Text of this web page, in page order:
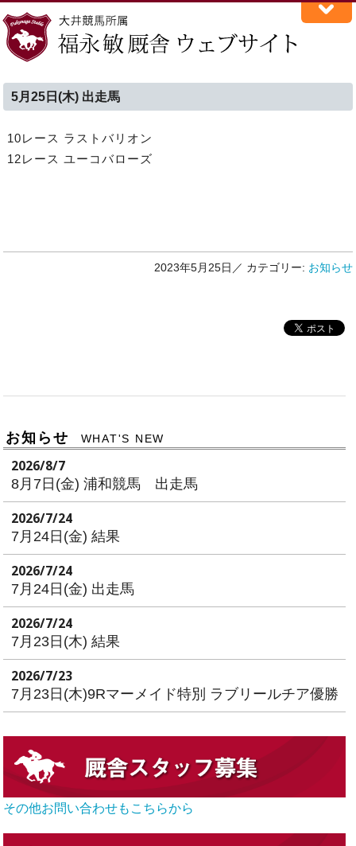
5月25日(木) 出走馬
10レース ラストバリオン
12レース ユーコバローズ
2023年5月25日／ カテゴリー: お知らせ
お知らせ WHAT'S NEW
2026/8/7
8月7日(金) 浦和競馬 出走馬
2026/7/24
7月24日(金) 結果
2026/7/24
7月24日(金) 出走馬
2026/7/24
7月23日(木) 結果
2026/7/23
7月23日(木)9Rマーメイド特別 ラブリールチア優勝
その他お問い合わせもこちらから